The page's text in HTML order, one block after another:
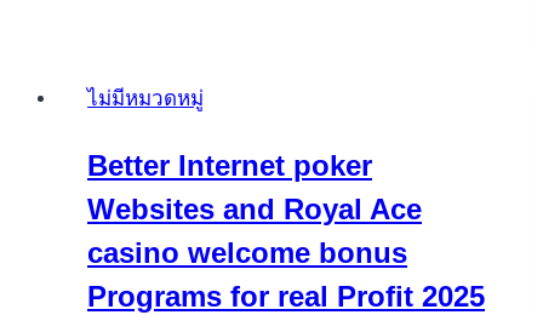
cash
have
a
welcome
incentive
once
ไม่มีหมวดหมู่
Better Internet poker
Websites and Royal Ace
casino welcome bonus
Programs for real Profit 2025